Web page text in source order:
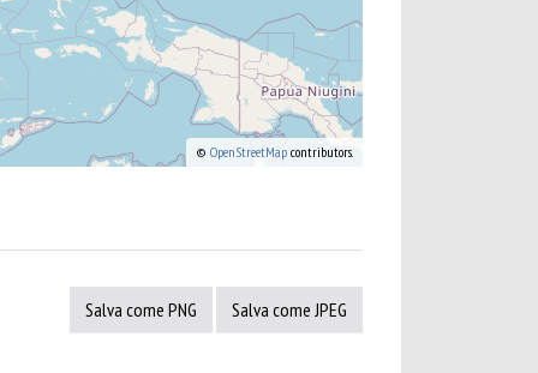
© OpenStreetMap contributors.
Salva come PNG Salva come JPEG